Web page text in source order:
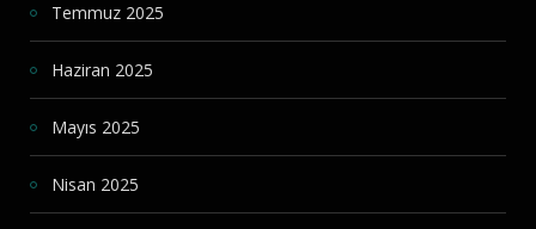
Temmuz 2025
Haziran 2025
Mayıs 2025
Nisan 2025